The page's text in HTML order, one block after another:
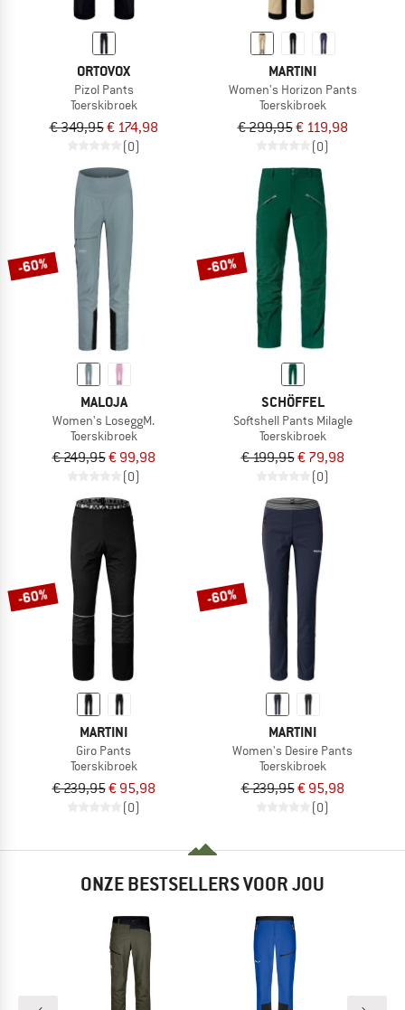
ORTOVOX
Pizol Pants
Toerskibroek
€ 349,95€ 174,98
(0)
MARTINI
Women's Horizon Pants
Toerskibroek
€ 299,95€ 119,98
(0)
-60%
MALOJA
Women's LoseggM.
Toerskibroek
€ 249,95€ 99,98
(0)
-60%
SCHÖFFEL
Softshell Pants Milagle
Toerskibroek
€ 199,95€ 79,98
(0)
-60%
MARTINI
Giro Pants
Toerskibroek
€ 239,95€ 95,98
(0)
-60%
MARTINI
Women's Desire Pants
Toerskibroek
€ 239,95€ 95,98
(0)
ONZE BESTSELLERS VOOR JOU